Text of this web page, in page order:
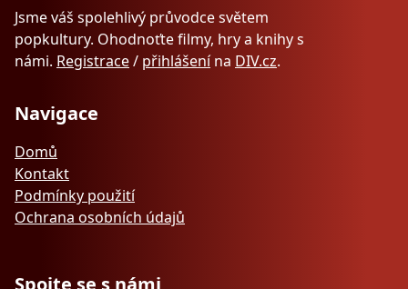
Jsme váš spolehlivý průvodce světem
popkultury. Ohodnoťte filmy, hry a knihy s
námi. Registrace/ přihlášenína DIV.cz.
Navigace
Domů
Kontakt
Podmínky použití
Ochrana osobních údajů
Spojte se s námi